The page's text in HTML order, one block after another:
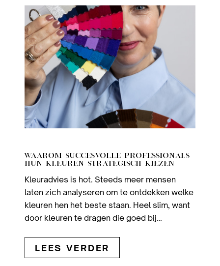
WAAROM SUCCESVOLLE PROFESSIONALS
HUN KLEUREN STRATEGISCH KIEZEN
Kleuradvies is hot. Steeds meer mensen
laten zich analyseren om te ontdekken welke
kleuren hen het beste staan. Heel slim, want
door kleuren te dragen die goed bij…
LEES VERDER